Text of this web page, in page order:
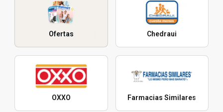
Ofertas Chedraui
OXXO Farmacias Similares